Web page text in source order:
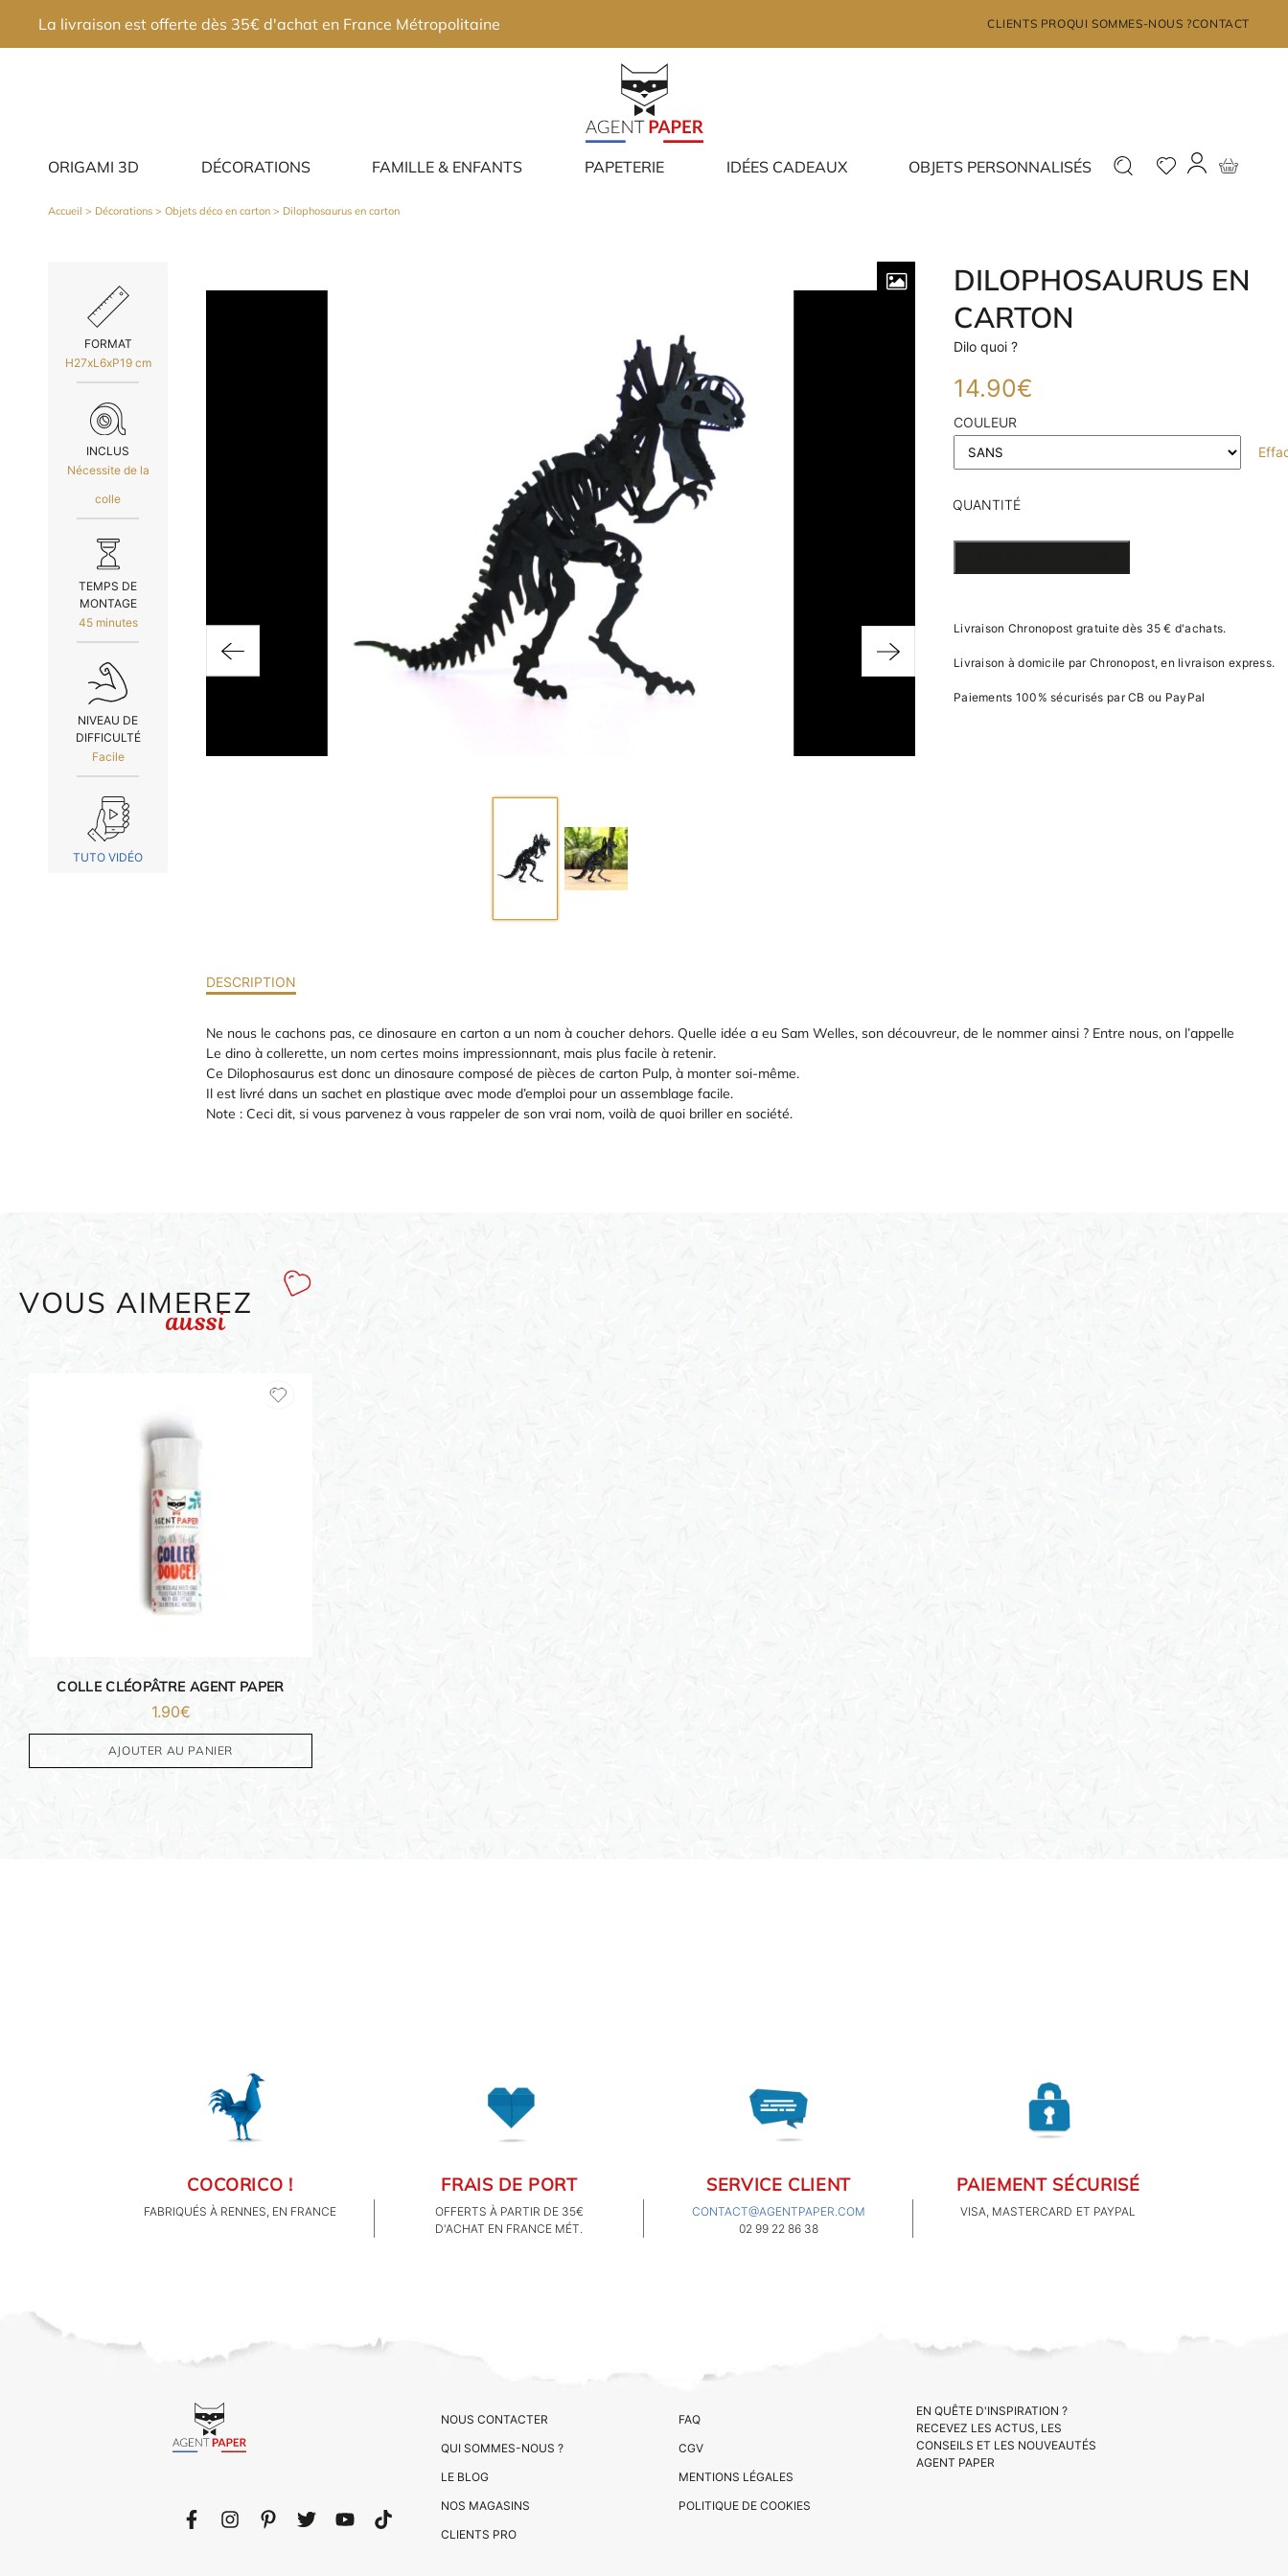
ORIGAMI 3D DÉCORATIONS FAMILLE & ENFANTS PAPETERIE IDÉES CADEAUX OBJETS PERSONNALISÉS
La livraison est offerte dès 35€ d'achat en France Métropolitaine CLIENTS PROQUI SOMMES-NOUS ?CONTACT
Accueil > Décorations > Objets déco en carton > Dilophosaurus en carton
FORMAT
H27xL6xP19 cm
INCLUS
Nécessite de la
colle
TEMPS DE
MONTAGE
45 minutes
NIVEAU DE
DIFFICULTÉ
Facile
TUTO VIDÉO
DILOPHOSAURUS EN
CARTON
14.90€
Dilo quoi ?
COULEUR
QUANTITÉ
DE
DILOPHOSAURUS
Livraison Chronopost gratuite dès 35 € d'achats.
Livraison à domicile par Chronopost, en livraison express.
Paiements 100% sécurisés par CB ou PayPal
DESCRIPTION
Ne nous le cachons pas, ce dinosaure en carton a un nom à coucher dehors. Quelle idée a eu Sam Welles, son découvreur, de le nommer ainsi ? Entre nous, on l’appelle
Le dino à collerette, un nom certes moins impressionnant, mais plus facile à retenir.
Ce Dilophosaurus est donc un dinosaure composé de pièces de carton Pulp, à monter soi-même.
Il est livré dans un sachet en plastique avec mode d’emploi pour un assemblage facile.
Note : Ceci dit, si vous parvenez à vous rappeler de son vrai nom, voilà de quoi briller en société.
VOUS AIMEREZ
aussi
COLLE CLÉOPÂTRE AGENT PAPER
1.90€
AJOUTER AU PANIER
×
Déjà inscrit ? Nouveau ?
J'ai oublié mon mot de passe?
JE ME CONNECTE
×
FAMILLE & ENFANTS
IDÉES CADEAUX
OBJETS PERSONNALISÉS
COCORICO !
FABRIQUÉS À RENNES, EN FRANCE
FRAIS DE PORT
OFFERTS À PARTIR DE 35€
D'ACHAT EN FRANCE MÉT.
SERVICE CLIENT
CONTACT@AGENTPAPER.COM
02 99 22 86 38
PAIEMENT SÉCURISÉ
VISA, MASTERCARD ET PAYPAL
NOUS CONTACTER
QUI SOMMES-NOUS ?
LE BLOG
NOS MAGASINS
CLIENTS PRO
FAQ
CGV
MENTIONS LÉGALES
POLITIQUE DE COOKIES
EN QUÊTE D'INSPIRATION ?
RECEVEZ LES ACTUS, LES
CONSEILS ET LES NOUVEAUTÉS
AGENT PAPER